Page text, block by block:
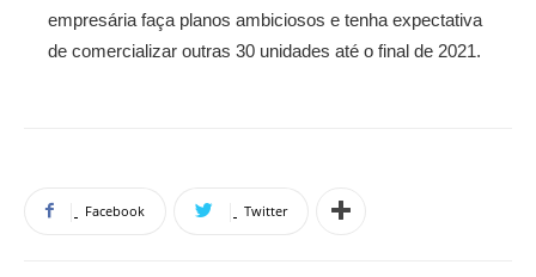
empresária faça planos ambiciosos e tenha expectativa
de comercializar outras 30 unidades até o final de 2021.
Facebook Twitter